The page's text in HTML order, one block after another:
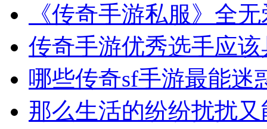
《传奇手游私服》全
传奇手游优秀选手应
哪些传奇sf手游最能迷
那么生活的纷纷扰扰